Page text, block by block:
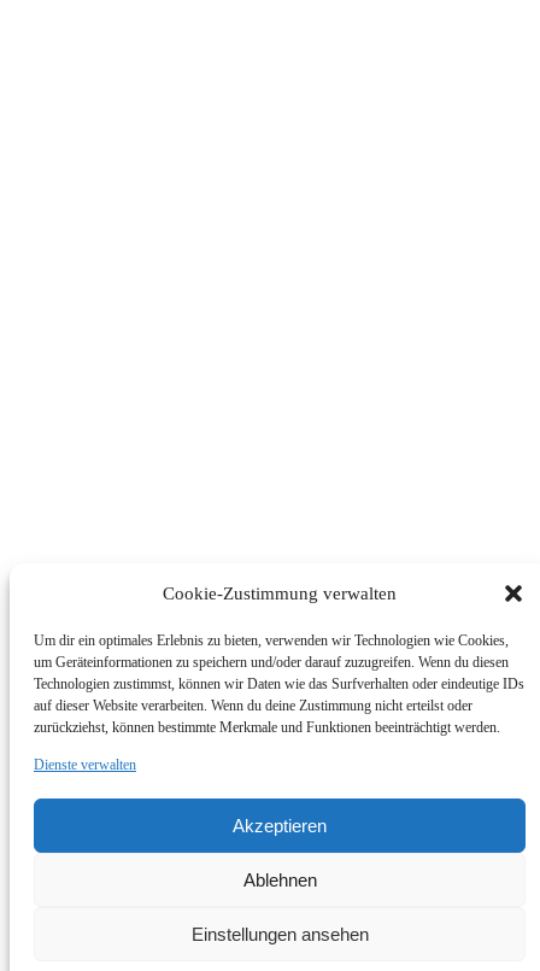
Cookie-Zustimmung verwalten
Um dir ein optimales Erlebnis zu bieten, verwenden wir Technologien wie Cookies,
um Geräteinformationen zu speichern und/oder darauf zuzugreifen. Wenn du diesen
Technologien zustimmst, können wir Daten wie das Surfverhalten oder eindeutige IDs
auf dieser Website verarbeiten. Wenn du deine Zustimmung nicht erteilst oder
zurückziehst, können bestimmte Merkmale und Funktionen beeinträchtigt werden.
Dienste verwalten
Akzeptieren
Ablehnen
Einstellungen ansehen
© Foto Wallner 2017 - Alle Rechte Vorbehalten